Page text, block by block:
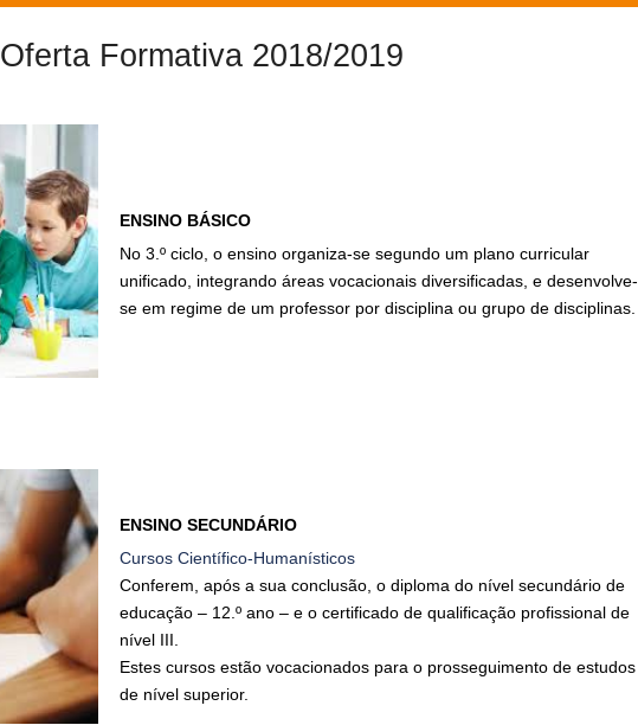
Oferta Formativa 2018/2019
ENSINO BÁSICO
No 3.º ciclo, o ensino organiza-se segundo um plano curricular
unificado, integrando áreas vocacionais diversificadas, e desenvolve-
se em regime de um professor por disciplina ou grupo de disciplinas.
ENSINO SECUNDÁRIO
Cursos Científico-Humanísticos
Conferem, após a sua conclusão, o diploma do nível secundário de
educação – 12.º ano – e o certificado de qualificação profissional de
nível III.
Estes cursos estão vocacionados para o prosseguimento de estudos
de nível superior.